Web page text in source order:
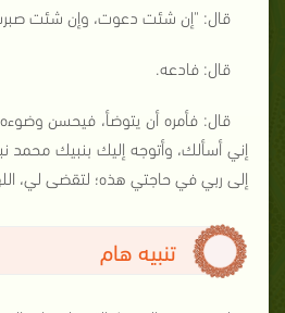
قال: "إن شئت دعوت، وإن شئت
قال: فادعه.
قال: فأمره أن يتوضأ، فيحسن
إني أسألك، وأتوجه إليك بنبيك محمد
إلى ربي في حاجتي هذه؛ لتقضى لي،
تنبيه هام